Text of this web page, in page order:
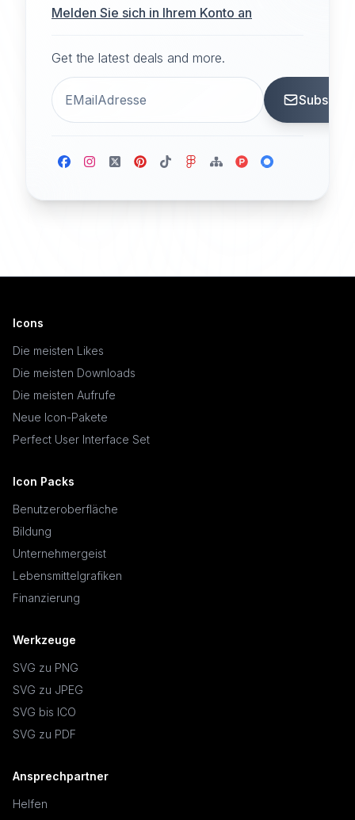
Melden Sie sich in Ihrem Konto an
Get the latest deals and more.
Icons
Die meisten Likes
Die meisten Downloads
Die meisten Aufrufe
Neue Icon-Pakete
Perfect User Interface Set
Icon Packs
Benutzeroberfläche
Bildung
Unternehmergeist
Lebensmittelgrafiken
Finanzierung
Werkzeuge
SVG zu PNG
SVG zu JPEG
SVG bis ICO
SVG zu PDF
Ansprechpartner
Helfen